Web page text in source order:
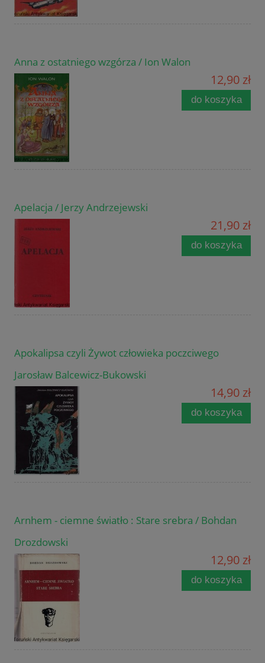
Anna z ostatniego wzgórza / Ion Walon
12,90 zł
do koszyka
Apelacja / Jerzy Andrzejewski
21,90 zł
do koszyka
Apokalipsa czyli Żywot człowieka poczciwego
Jarosław Balcewicz-Bukowski
14,90 zł
do koszyka
Arnhem - ciemne światło : Stare srebra / Bohdan
Drozdowski
12,90 zł
do koszyka